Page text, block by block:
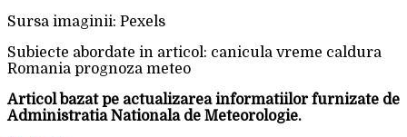
Sursa imaginii: Pexels
Subiecte abordate in articol: canicula vreme caldura
Romania prognoza meteo
Articol bazat pe actualizarea informatiilor furnizate de
Administratia Nationala de Meteorologie.